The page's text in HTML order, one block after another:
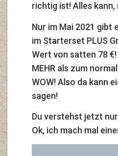
richtig ist! Alles kann,
Nur im Mai 2021 gibt
im Starterset PLUS
Wert von satten 78 €!
MEHR als zum
WOW! Also da kann
sagen!
Du verstehst jetzt
Ok, ich mach mal